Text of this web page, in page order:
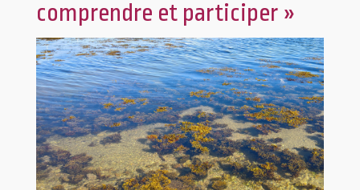
comprendre et participer »